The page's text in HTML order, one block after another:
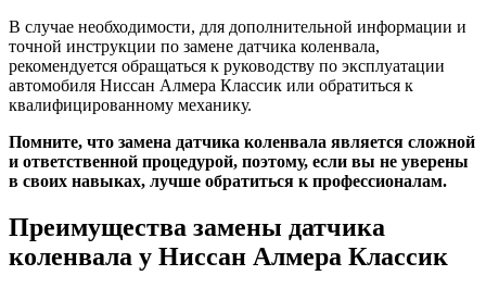
В случае необходимости, для дополнительной информации и
точной инструкции по замене датчика коленвала,
рекомендуется обращаться к руководству по эксплуатации
автомобиля Ниссан Алмера Классик или обратиться к
квалифицированному механику.
Помните, что замена датчика коленвала является сложной
и ответственной процедурой, поэтому, если вы не уверены
в своих навыках, лучше обратиться к профессионалам.
Преимущества замены датчика
коленвала у Ниссан Алмера Классик